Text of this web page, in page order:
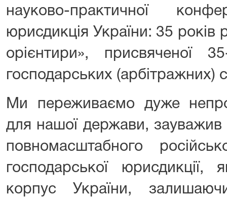
науково-практичної
юрисдикція України: 35 років
орієнтири», присвяченої
господарських (арбітражних)
Ми переживаємо дуже
для нашої держави, зауважив
повномасштабного
господарської юрисдикції,
корпус України,